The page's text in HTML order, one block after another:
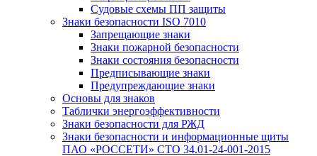
Судовые схемы ПП защиты
Знаки безопасности ISO 7010
Запрещающие знаки
Знаки пожарной безопасности
Знаки состояния безопасности
Предписывающие знаки
Предупреждающие знаки
Основы для знаков
Таблички энергоэффективности
Знаки безопасности для РЖД
Знаки безопасности и информационные щиты
ПАО «РОССЕТИ» СТО 34.01-24-001-2015